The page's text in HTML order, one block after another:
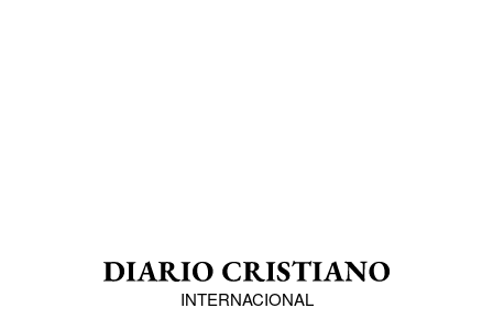
INTERNACIONAL